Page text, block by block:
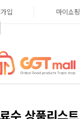
입 마이쇼핑
수 상품리스트